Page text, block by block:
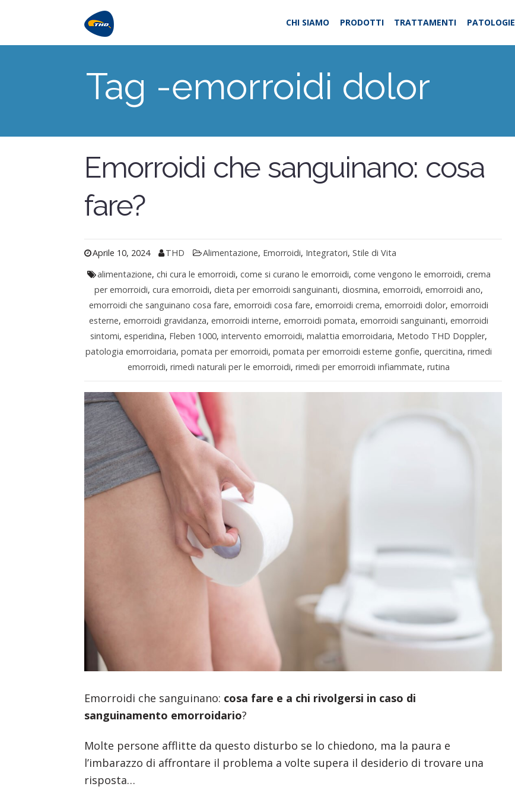
CHI SIAMO PRODOTTI TRATTAMENTI PATOLOGIE
Tag -emorroidi dolor
Emorroidi che sanguinano: cosa
fare?
Aprile 10, 2024 THD Alimentazione, Emorroidi, Integratori,Stile di Vita
alimentazione, chi cura le emorroidi, come si curano le emorroidi, come vengono le emorroidi, crema
per emorroidi,cura emorroidi, dieta per emorroidi sanguinanti, diosmina,emorroidi,emorroidi ano,
emorroidi che sanguinano cosa fare,emorroidi cosa fare,emorroidi crema,emorroidi dolor,emorroidi
esterne,emorroidi gravidanza,emorroidi interne,emorroidi pomata,emorroidi sanguinanti,emorroidi
sintomi,esperidina, Fleben 1000,intervento emorroidi,malattia emorroidaria, Metodo THD Doppler,
patologia emorroidaria,pomata per emorroidi,pomata per emorroidi esterne gonfie,quercitina,rimedi
emorroidi,rimedi naturali per le emorroidi,rimedi per emorroidi infiammate,rutina
Emorroidi che sanguinano: cosa fare e a chi rivolgersi in caso di
sanguinamento emorroidario?
Molte persone afflitte da questo disturbo se lo chiedono, ma la paura e
l’imbarazzo di affrontare il problema a volte supera il desiderio di trovare una
risposta…